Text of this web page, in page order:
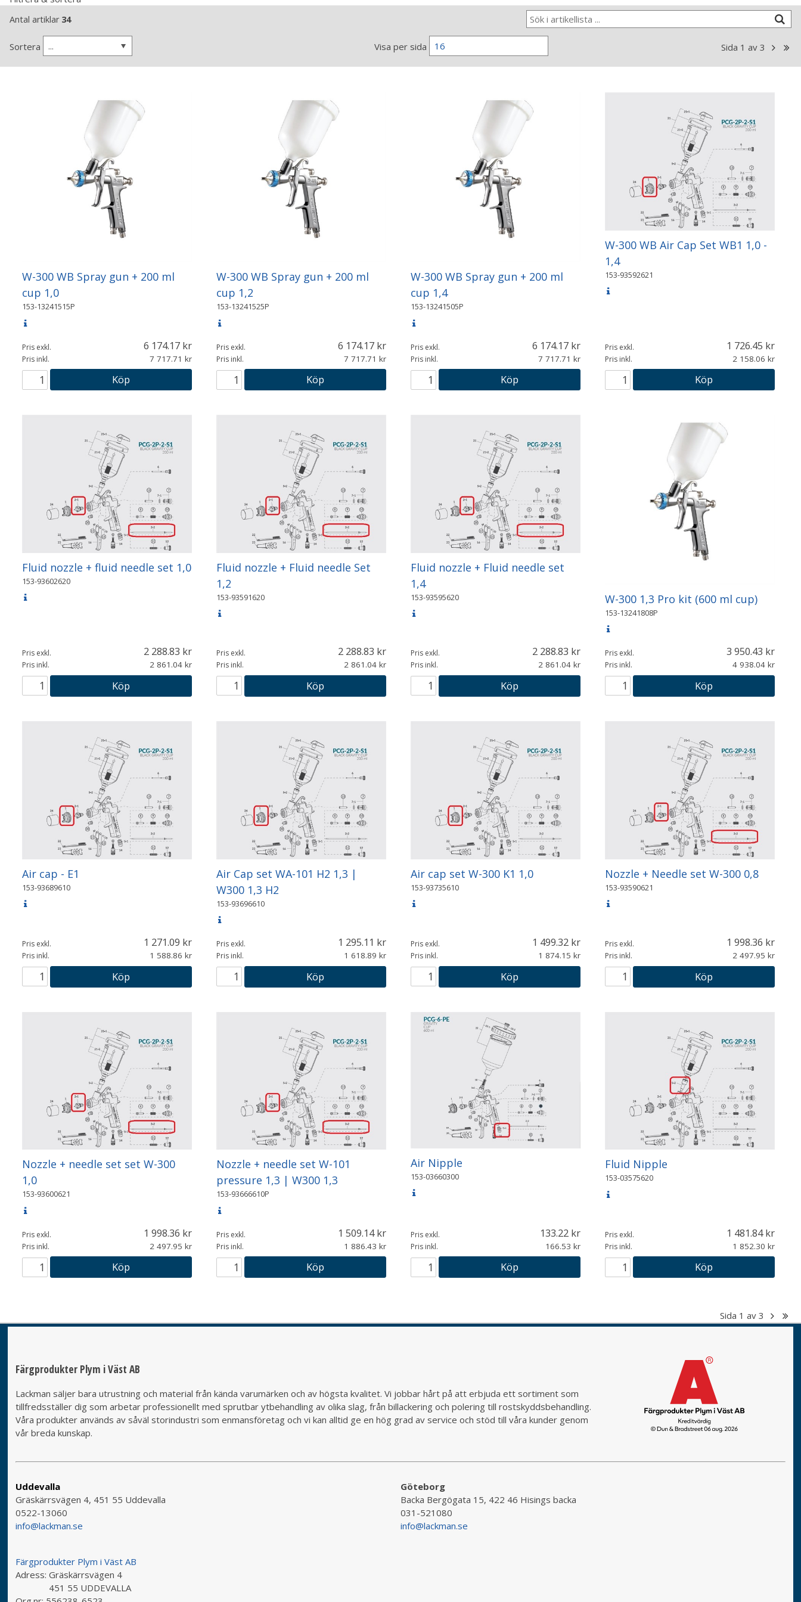
Antal artiklar 34
Sortera ... Visa per sida 16 Sida 1 av 3
W-300 WB Spray gun + 200 ml
cup 1,0
153-13241515P
Pris exkl. 6 174.17
Pris inkl. 7 717.71
Köp
W-300 WB Spray gun + 200 ml
cup 1,2
153-13241525P
Pris exkl. 6 174.17
Pris inkl. 7 717.71
Köp
W-300 WB Spray gun + 200 ml
cup 1,4
153-13241505P
Pris exkl. 6 174.17
Pris inkl. 7 717.71
Köp
W-300 WB Air Cap Set WB1 1,0 -
1,4
153-93592621
Pris exkl. 1 726.45
Pris inkl. 2 158.06
Köp
Fluid nozzle + fluid needle set 1,0
153-93602620
Pris exkl. 2 288.83
Pris inkl. 2 861.04
Köp
Fluid nozzle + Fluid needle Set
1,2
153-93591620
Pris exkl. 2 288.83
Pris inkl. 2 861.04
Köp
Fluid nozzle + Fluid needle set
1,4
153-93595620
Pris exkl. 2 288.83
Pris inkl. 2 861.04
Köp
W-300 1,3 Pro kit (600 ml cup)
153-13241808P
Pris exkl. 3 950.43
Pris inkl. 4 938.04
Köp
Air cap - E1
153-93689610
Pris exkl. 1 271.09
Pris inkl. 1 588.86
Köp
Air Cap set WA-101 H2 1,3 |
W300 1,3 H2
153-93696610
Pris exkl. 1 295.11
Pris inkl. 1 618.89
Köp
Air cap set W-300 K1 1,0
153-93735610
Pris exkl. 1 499.32
Pris inkl. 1 874.15
Köp
Nozzle + Needle set W-300 0,8
153-93590621
Pris exkl. 1 998.36
Pris inkl. 2 497.95
Köp
Nozzle + needle set set W-300
1,0
153-93600621
Pris exkl. 1 998.36
Pris inkl. 2 497.95
Köp
Nozzle + needle set W-101
pressure 1,3 | W300 1,3
153-93666610P
Pris exkl. 1 509.14
Pris inkl. 1 886.43
Köp
Air Nipple
153-03660300
Pris exkl. 133.22
Pris inkl. 166.53
Köp
Fluid Nipple
153-03575620
Pris exkl. 1 481.84
Pris inkl. 1 852.30
Köp
Sida 1 av 3
Färgprodukter Plym i Väst AB
Lackman säljer bara utrustning och material från kända varumärken och av högsta kvalitet. Vi jobbar hårt på att erbjuda ett sortiment som
tillfredsställer dig som arbetar professionellt med sprutbar ytbehandling av olika slag, från billackering och polering till rostskyddsbehandling.
Våra produkter används av såväl storindustri som enmansföretag och vi kan alltid ge en hög grad av service och stöd till våra kunder genom
vår breda kunskap.
Uddevalla
Gräskärrsvägen 4, 451 55 Uddevalla
0522-13060
info@lackman.se
Göteborg
Backa Bergögata 15, 422 46 Hisings backa
031-521080
info@lackman.se
Färgprodukter Plym i Väst AB
Adress: Gräskärrsvägen 4
451 55 UDDEVALLA